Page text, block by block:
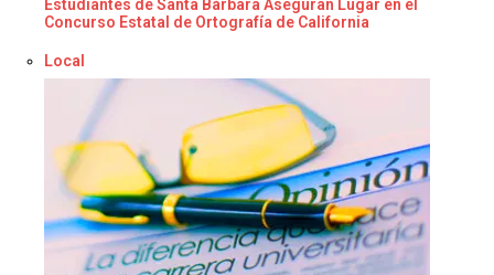
Estudiantes de Santa Bárbara Aseguran Lugar en el
Concurso Estatal de Ortografía de California
Respecto a
Local